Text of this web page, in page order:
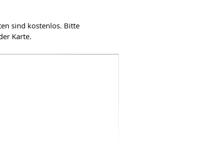
sind kostenlos. Bitte
Karte.